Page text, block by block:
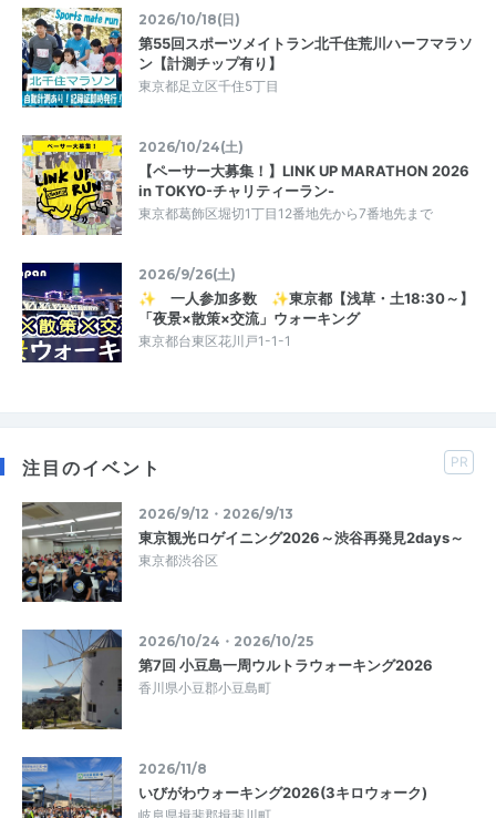
2026/10/18(日)
第55回スポーツメイトラン北千住荒川ハーフマラソ
ン【計測チップ有り】
東京都足立区千住5丁目
2026/10/24(土)
【ペーサー大募集！】LINK UP MARATHON 2026
in TOKYO-チャリティーラン-
東京都葛飾区堀切1丁目12番地先から7番地先まで
2026/9/26(土)
✨ 一人参加多数 ✨東京都【浅草・土18:30～】
「夜景×散策×交流」ウォーキング
東京都台東区花川戸1-1-1
注目のイベント PR
2026/9/12・2026/9/13
東京観光ロゲイニング2026～渋谷再発見2days～
東京都渋谷区
2026/10/24・2026/10/25
第7回 小豆島一周ウルトラウォーキング2026
香川県小豆郡小豆島町
2026/11/8
いびがわウォーキング2026(3キロウォーク)